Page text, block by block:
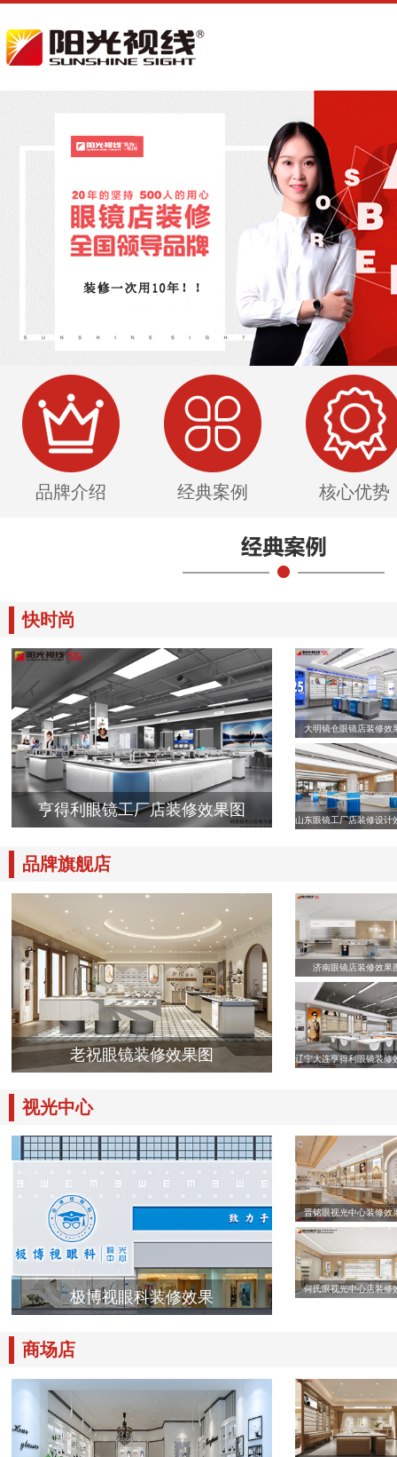
品牌介绍 经典案例 核心优势
快时尚
亨得利眼镜工厂店装修效果图
大明镜仓眼镜店装修效
山东眼镜工厂店装修设计
品牌旗舰店
老祝眼镜装修效果图
济南眼镜店装修效果
辽宁大连亨得利眼镜装修
视光中心
极博视眼科装修效果
晋铭眼视光中心装修效
何氏眼视光中心店装修
商场店